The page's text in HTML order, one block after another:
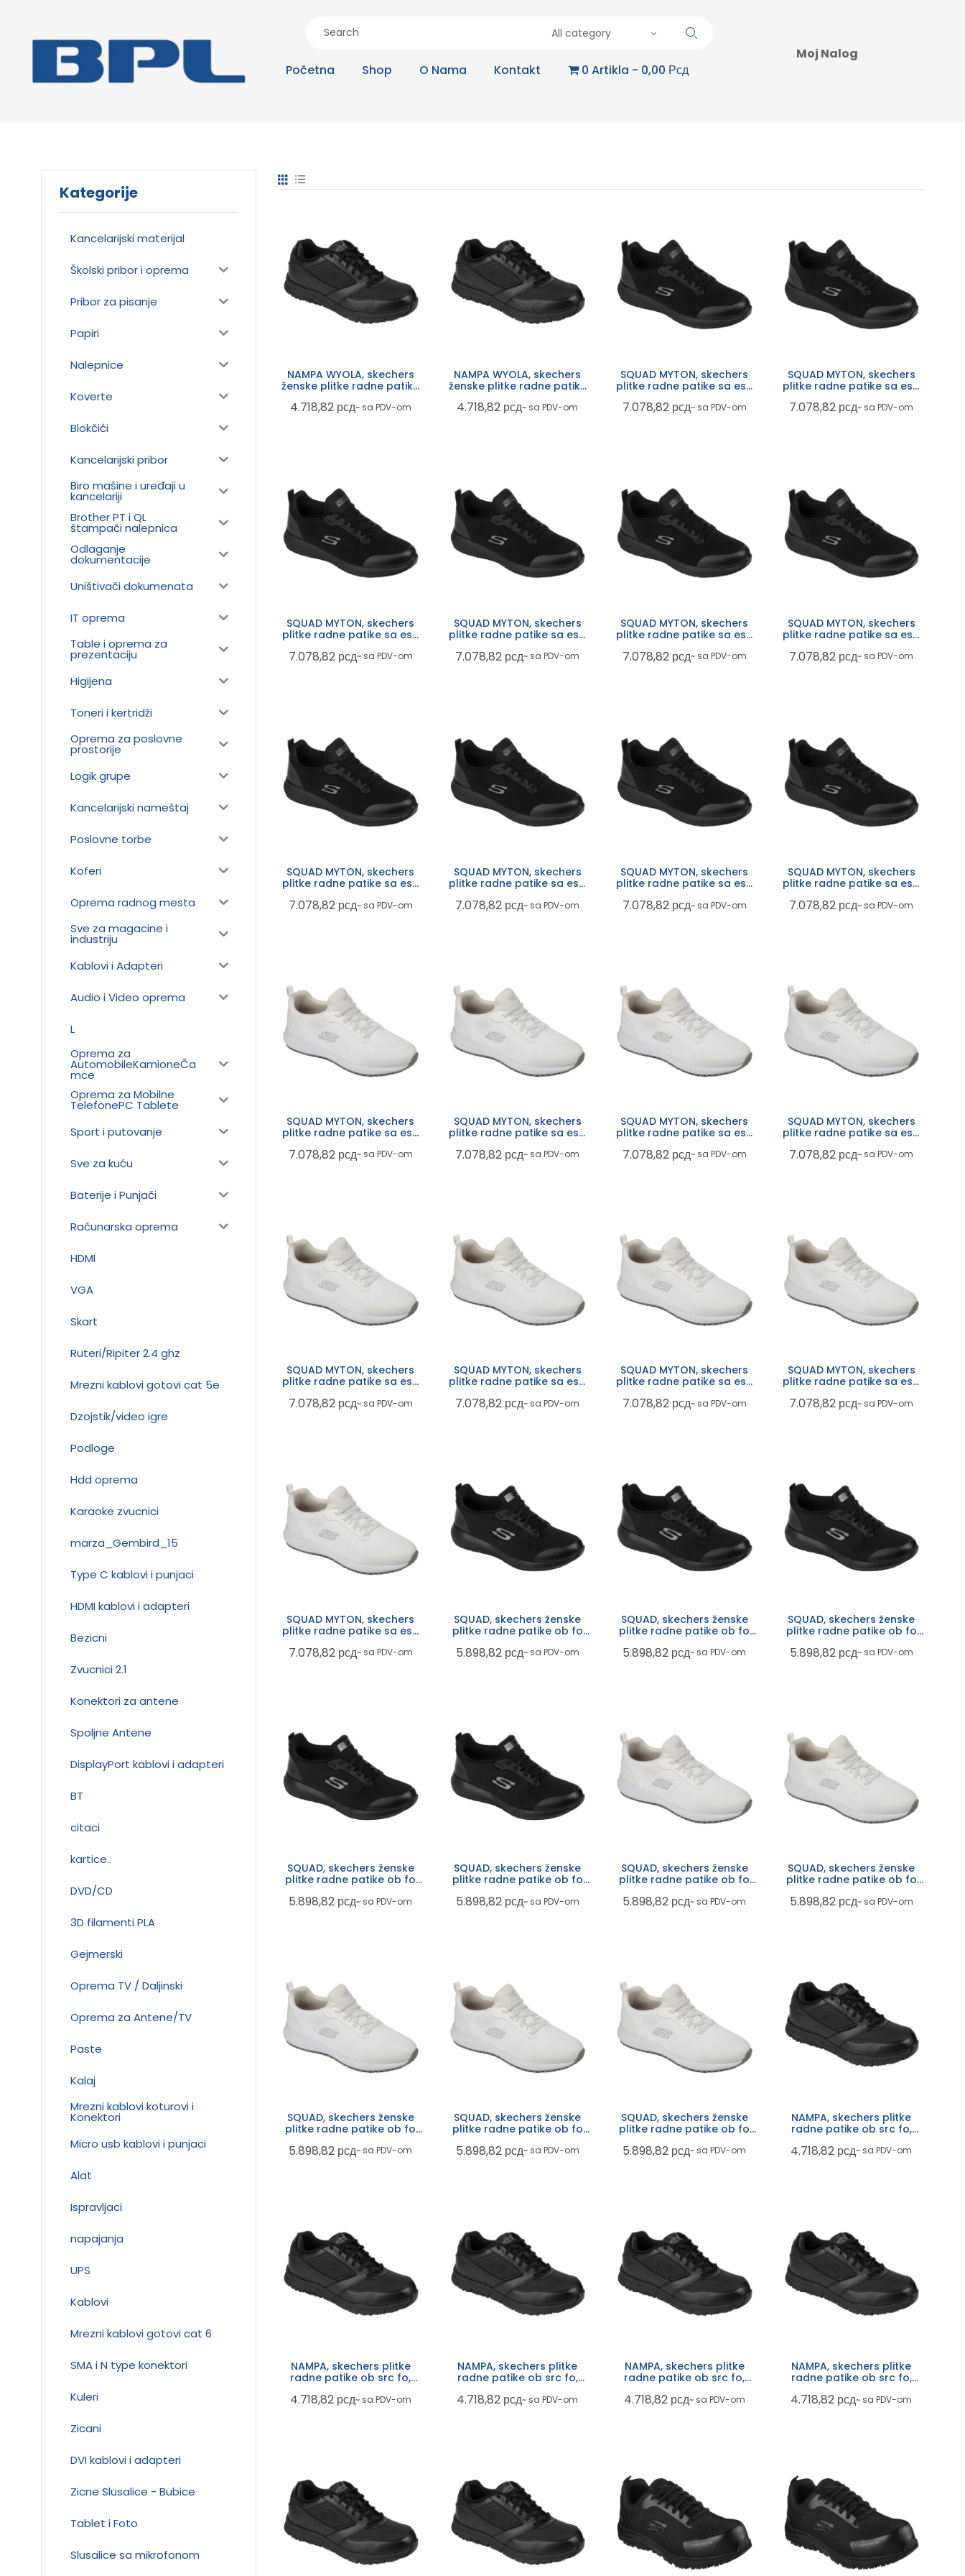
All category
Početna Shop O Nama Kontakt 0 Artikla 0,00 Рсд
Moj Nalog
NAMPA WYOLA, skechers
ženske plitke radne patike
4.718,82 рсд~ sa PDV-om
NAMPA WYOLA, skechers
ženske plitke radne patike
4.718,82 рсд~ sa PDV-om
SQUAD MYTON, skechers
plitke radne patike sa esd
7.078,82 рсд~ sa PDV-om
SQUAD MYTON, skechers
plitke radne patike sa esd
7.078,82 рсд~ sa PDV-om
SQUAD MYTON, skechers
plitke radne patike sa esd
7.078,82 рсд~ sa PDV-om
SQUAD MYTON, skechers
plitke radne patike sa esd
7.078,82 рсд~ sa PDV-om
SQUAD MYTON, skechers
plitke radne patike sa esd
7.078,82 рсд~ sa PDV-om
SQUAD MYTON, skechers
plitke radne patike sa esd
7.078,82 рсд~ sa PDV-om
SQUAD MYTON, skechers
plitke radne patike sa esd
7.078,82 рсд~ sa PDV-om
SQUAD MYTON, skechers
plitke radne patike sa esd
7.078,82 рсд~ sa PDV-om
SQUAD MYTON, skechers
plitke radne patike sa esd
7.078,82 рсд~ sa PDV-om
SQUAD MYTON, skechers
plitke radne patike sa esd
7.078,82 рсд~ sa PDV-om
SQUAD MYTON, skechers
plitke radne patike sa esd
7.078,82 рсд~ sa PDV-om
SQUAD MYTON, skechers
plitke radne patike sa esd
7.078,82 рсд~ sa PDV-om
SQUAD MYTON, skechers
plitke radne patike sa esd
7.078,82 рсд~ sa PDV-om
SQUAD MYTON, skechers
plitke radne patike sa esd
7.078,82 рсд~ sa PDV-om
SQUAD MYTON, skechers
plitke radne patike sa esd
7.078,82 рсд~ sa PDV-om
SQUAD MYTON, skechers
plitke radne patike sa esd
7.078,82 рсд~ sa PDV-om
SQUAD MYTON, skechers
plitke radne patike sa esd
7.078,82 рсд~ sa PDV-om
SQUAD MYTON, skechers
plitke radne patike sa esd
7.078,82 рсд~ sa PDV-om
SQUAD MYTON, skechers
plitke radne patike sa esd
7.078,82 рсд~ sa PDV-om
SQUAD, skechers ženske
plitke radne patike ob fo
5.898,82 рсд~ sa PDV-om
SQUAD, skechers ženske
plitke radne patike ob fo
5.898,82 рсд~ sa PDV-om
SQUAD, skechers ženske
plitke radne patike ob fo
5.898,82 рсд~ sa PDV-om
SQUAD, skechers ženske
plitke radne patike ob fo
5.898,82 рсд~ sa PDV-om
SQUAD, skechers ženske
plitke radne patike ob fo
5.898,82 рсд~ sa PDV-om
SQUAD, skechers ženske
plitke radne patike ob fo
5.898,82 рсд~ sa PDV-om
SQUAD, skechers ženske
plitke radne patike ob fo
5.898,82 рсд~ sa PDV-om
SQUAD, skechers ženske
plitke radne patike ob fo
5.898,82 рсд~ sa PDV-om
SQUAD, skechers ženske
plitke radne patike ob fo
5.898,82 рсд~ sa PDV-om
SQUAD, skechers ženske
plitke radne patike ob fo
5.898,82 рсд~ sa PDV-om
NAMPA, skechers plitke
radne patike ob src fo,
4.718,82 рсд~ sa PDV-om
NAMPA, skechers plitke
radne patike ob src fo,
4.718,82 рсд~ sa PDV-om
NAMPA, skechers plitke
radne patike ob src fo,
4.718,82 рсд~ sa PDV-om
NAMPA, skechers plitke
radne patike ob src fo,
4.718,82 рсд~ sa PDV-om
NAMPA, skechers plitke
radne patike ob src fo,
4.718,82 рсд~ sa PDV-om
Kategorije
Kancelarijski materijal
Školski pribor i oprema
Pribor za pisanje
Papiri
Nalepnice
Koverte
Blokčići
Kancelarijski pribor
Biro mašine i uređaji u
kancelariji
Brother PT i QL
štampači nalepnica
Odlaganje
dokumentacije
Uništivači dokumenata
IT oprema
Table i oprema za
prezentaciju
Higijena
Toneri i kertridži
Oprema za poslovne
prostorije
Logik grupe
Kancelarijski nameštaj
Poslovne torbe
Koferi
Oprema radnog mesta
Sve za magacine i
industriju
Kablovi i Adapteri
Audio i Video oprema
L
Oprema za
AutomobileKamioneČa
mce
Oprema za Mobilne
TelefonePC Tablete
Sport i putovanje
Sve za kuću
Baterije i Punjači
Računarska oprema
HDMI
VGA
Skart
Ruteri/Ripiter 2.4 ghz
Mrezni kablovi gotovi cat 5e
Dzojstik/video igre
Podloge
Hdd oprema
Karaoke zvucnici
marza_Gembird_15
Type C kablovi i punjaci
HDMI kablovi i adapteri
Bezicni
Zvucnici 2.1
Konektori za antene
Spoljne Antene
DisplayPort kablovi i adapteri
BT
citaci
kartice..
DVD/CD
3D filamenti PLA
Gejmerski
Oprema TV / Daljinski
Oprema za Antene/TV
Paste
Kalaj
Mrezni kablovi koturovi i
Konektori
Micro usb kablovi i punjaci
Alat
Ispravljaci
napajanja
UPS
Kablovi
Mrezni kablovi gotovi cat 6
SMA i N type konektori
Kuleri
Zicani
DVI kablovi i adapteri
Zicne Slusalice - Bubice
Tablet i Foto
Slusalice sa mikrofonom